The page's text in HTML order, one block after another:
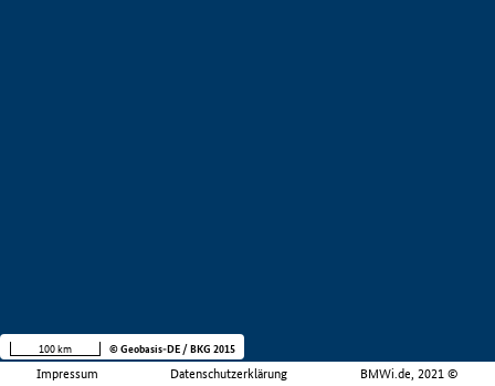
Impressum Datenschutzerklärung BMWi.de, 2021 ©
100 km © Geobasis-DE / BKG 2015